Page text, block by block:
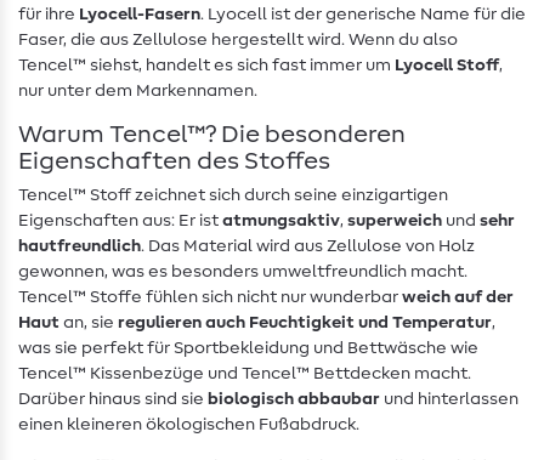
für ihre Lyocell-Fasern. Lyocell ist der generische Name für die
Faser, die aus Zellulose hergestellt wird. Wenn du also
Tencel™ siehst, handelt es sich fast immer um Lyocell Stoff,
nur unter dem Markennamen.
Warum Tencel™? Die besonderen
Eigenschaften des Stoffes
Tencel™ Stoff zeichnet sich durch seine einzigartigen
Eigenschaften aus: Er ist atmungsaktiv, superweich und sehr
hautfreundlich. Das Material wird aus Zellulose von Holz
gewonnen, was es besonders umweltfreundlich macht.
Tencel™ Stoffe fühlen sich nicht nur wunderbar weich auf der
Haut an, sie regulieren auch Feuchtigkeit und Temperatur,
was sie perfekt für Sportbekleidung und Bettwäsche wie
Tencel™ Kissenbezüge und Tencel™ Bettdecken macht.
Darüber hinaus sind sie biologisch abbaubar und hinterlassen
einen kleineren ökologischen Fußabdruck.